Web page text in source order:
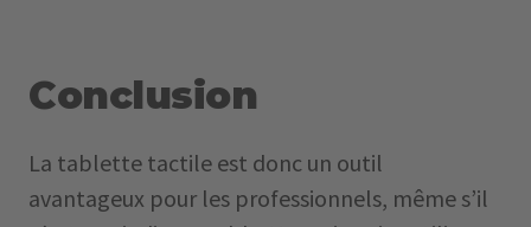
Conclusion
La tablette tactile est donc un outil
avantageux pour les professionnels, même s’il